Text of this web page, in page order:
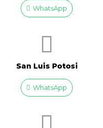
WhatsApp
San Luis Potosi
WhatsApp